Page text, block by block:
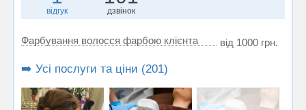
відгук дзвінок
Фарбування волосся фарбою клієнта від 1000 грн.
➡️ Усі послуги та ціни (201)